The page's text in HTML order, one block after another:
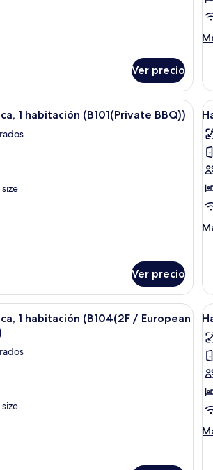
Ver precio
1
/
1 habitación (B101(Private BBQ))
Ver precio
1
1 habitación (B104(2F / European